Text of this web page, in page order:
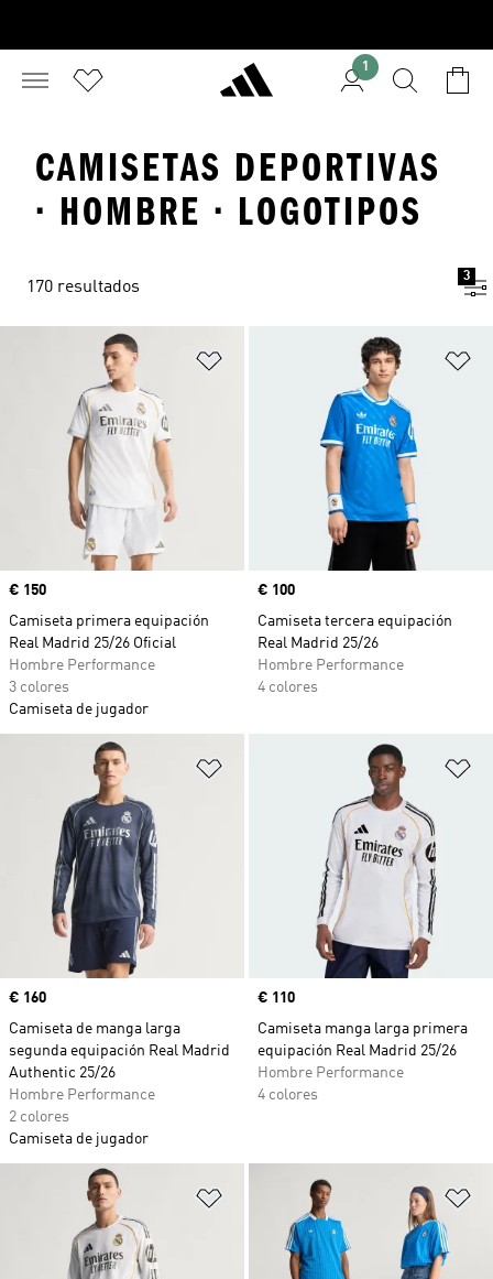
1
CAMISETAS DEPORTIVAS
· HOMBRE · LOGOTIPOS
170 resultados
3
Añadir a la lista de deseos
Precio
€ 150
Camiseta primera equipación
Real Madrid 25/26 Oficial
Hombre Performance
3 colores
Camiseta de jugador
Precio
€ 100
Camiseta tercera equipación
Real Madrid 25/26
Hombre Performance
4 colores
Añadir a la lista de deseos
Precio
€ 160
Camiseta de manga larga
segunda equipación Real Madrid
Authentic 25/26
Hombre Performance
2 colores
Camiseta de jugador
Precio
€ 110
Camiseta manga larga primera
equipación Real Madrid 25/26
Hombre Performance
4 colores
Añadir a la lista de deseos